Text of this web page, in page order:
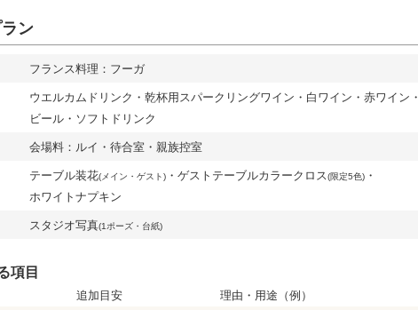
ン
フランス料理：フーガ
ウエルカムドリンク・乾杯用スパークリングワイン・白ワイン・赤ワイン・
ビール・ ソフトドリンク
会場料：ルイ・待合室・親族控室
テーブル装花(メイン・ゲスト) ・ ゲストテーブルカラークロス(限定5色) ・
ホワイトナプキン
スタジオ写真(1ポーズ・台紙)
項目
追加目安
理由・用途（例）